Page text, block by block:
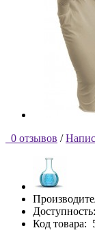
0 отзывов /
Доступность:
Код товара: